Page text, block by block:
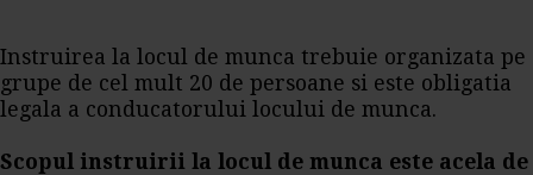
Instruirea la locul de munca trebuie organizata pe
grupe de cel mult 20 de persoane si este obligatia
legala a conducatorului locului de munca.
Scopul instruirii la locul de munca este acela de